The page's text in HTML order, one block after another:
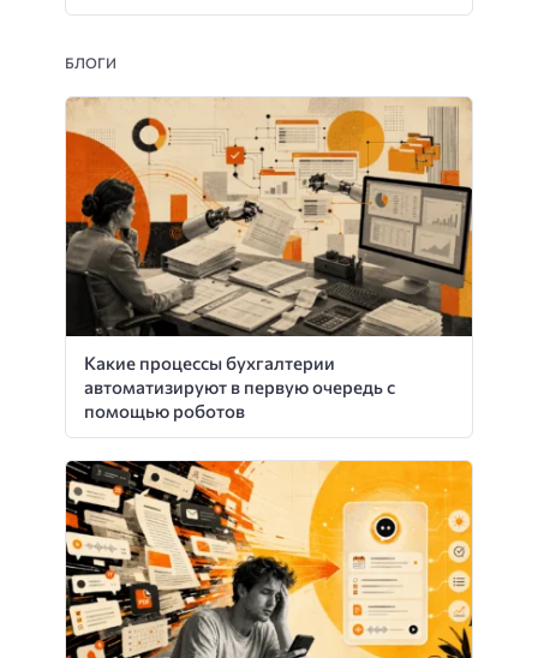
БЛОГИ
Какие процессы бухгалтерии
автоматизируют в первую очередь с
помощью роботов